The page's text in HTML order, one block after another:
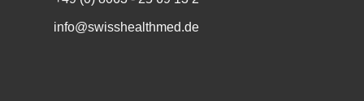
info@swisshealthmed.de